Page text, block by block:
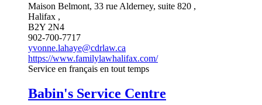
Maison Belmont, 33 rue Alderney, suite 820 ,
Halifax ,
B2Y 2N4
902-700-7717
yvonne.lahaye@cdrlaw.ca
https://www.familylawhalifax.com/
Service en français en tout temps
Babin's Service Centre